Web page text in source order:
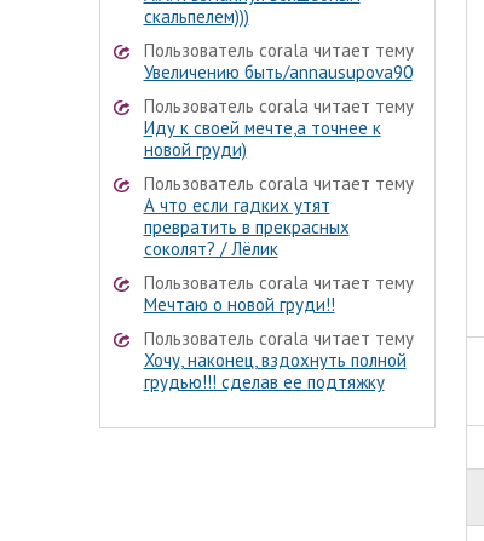
скальпелем)))
Пользователь corala читает тему
Увеличению быть/annausupova90
Пользователь corala читает тему
Иду к своей мечте,а точнее к
новой груди)
Пользователь corala читает тему
А что если гадких утят
превратить в прекрасных
соколят? / Лёлик
Пользователь corala читает тему
Мечтаю о новой груди!!
Пользователь corala читает тему
Хочу, наконец, вздохнуть полной
грудью!!! сделав ее подтяжку